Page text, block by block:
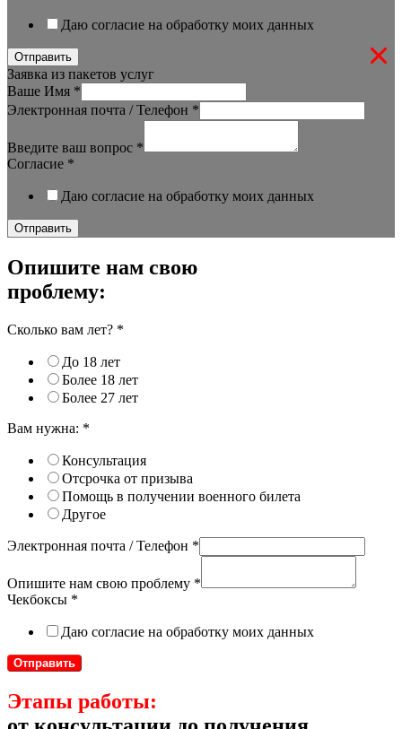
Даю согласие на обработку моих данных
Отправить
Заявка из пакетов услуг
Ваше Имя *
Электронная почта / Телефон *
Введите ваш вопрос *
Согласие *
Даю согласие на обработку моих данных
Отправить
Опишите нам свою
проблему:
Сколько вам лет? *
До 18 лет
Более 18 лет
Более 27 лет
Вам нужна: *
Консультация
Отсрочка от призыва
Помощь в получении военного билета
Другое
Электронная почта / Телефон *
Опишите нам свою проблему *
Чекбоксы *
Даю согласие на обработку моих данных
Отправить
Этапы работы: